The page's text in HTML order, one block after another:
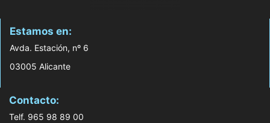
Estamos en:
Avda. Estación, nº 6
03005 Alicante
Contacto:
Telf. 965 98 89 00